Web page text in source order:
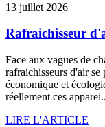
13 juillet 2026
Rafraichisseur
Face aux vagues de
rafraichisseurs d'air se
économique et
réellement ces
LIRE L'ARTICLE